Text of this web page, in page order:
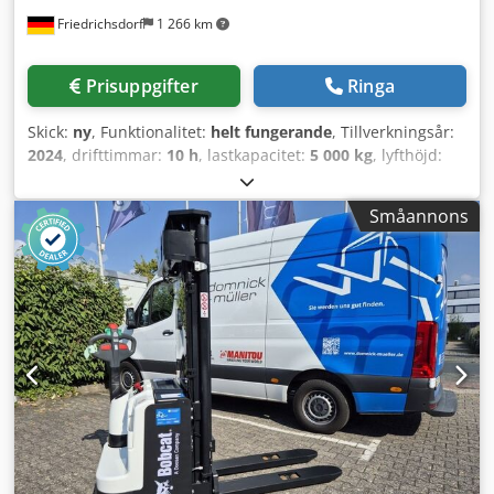
Friedrichsdorf 1 266 km
Prisuppgifter Ringa
Skick: ny, Funktionalitet: helt fungerande, Tillverkningsår:
2024, drifttimmar: 10 h, lastkapacitet: 5 000 kg, lyfthöjd:
1 130 mm
masttyp:triplex, byggnadshöjd:2 470 mm, effekt:55 kW
(74,78 hk) , gaffelbordets bredd:1 300 mm, gaffellängd:
1 200 mm, tomvikt: 6 930 kg, total längd:3 300 mm,
drivtyp:Diesel, konstruktionsbredd:1 455 mm, Dieseltruck
Lastcentrum: 600 mm Gaffelbredd: 150 mm Gaffeltjocklek:
60 mm ISO-klass: ISO klass 4 = 5 000 – 10 000 kg Masttyp:
Triplex Växellåda: Momentomvandlare Hastighetsklass: 20
Skick: Ny maskin Dcedeyldtqopfx Amksk Tekniskt skick: Ny
Framdäck typ: Superelastisk Framdäck storlek: 300x15-18
Framdäck skick: 80 – 100 % Bakdäck typ: Superelastisk
Bakdäck storlek: 7.00x12-14 Bakdäck skick: 80 – 100 %
Sidoförskjutning, gaffelställ med gaffelbreddsinställning,
3:e ventil, 4:e ventil, arbetsstrålkastare bak,
Småannons